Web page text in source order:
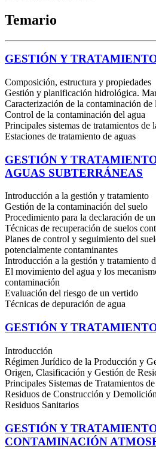
Temario
GESTIÓN Y
Composición, estructura y propiedades
Gestión y planificación hidrológica.
Caracterización de la contaminación de
Control de la contaminación del agua
Principales sistemas de tratamientos de
Estaciones de tratamiento de aguas
GESTIÓN Y
AGUAS SUBTERRÁNEAS
Introducción a la gestión y tratamiento
Gestión de la contaminación del suelo
Procedimiento para la declaración de
Técnicas de recuperación de suelos
Planes de control y seguimiento del
potencialmente contaminantes
Introducción a la gestión y tratamiento
El movimiento del agua y los
contaminación
Evaluación del riesgo de un vertido
Técnicas de depuración de agua
GESTIÓN Y
Introducción
Régimen Jurídico de la Producción y
Origen, Clasificación y Gestión de
Principales Sistemas de Tratamientos
Residuos de Construcción y Demolición
Residuos Sanitarios
GESTIÓN Y
CONTAMINACIÓN